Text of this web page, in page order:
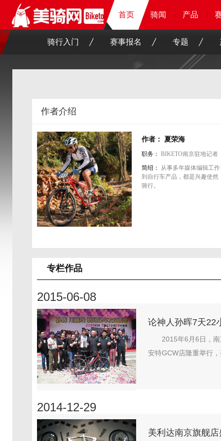
首页 骑闻 产品
首页 骑闻 产品
首页 骑闻 产品
首页 骑闻 产品
骑行入门 赛事报名 专题
作者介绍
作者： 夏荣海
职务： BIKETO南京驻地记者
简绍：
从事多年媒体编辑工
到自行车产品，都是兴趣使
骑行。
专栏作品
2015-06-08
论神人孙晖7天22
2015年6月6日，
安特GCW店隆重举行
2014-12-29
美利达南京旗舰